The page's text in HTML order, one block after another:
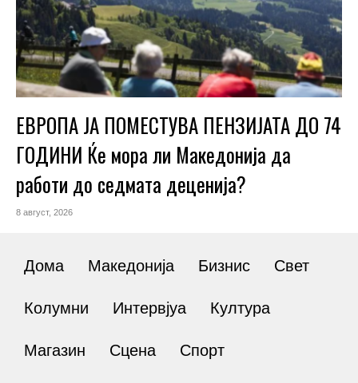
ЕВРОПА ЈА ПОМЕСТУВА ПЕНЗИЈАТА ДО 74
ГОДИНИ Ќе мора ли Македонија да
работи до седмата деценија?
8 август, 2026
Дома Македонија Бизнис Свет
Колумни Интервјуа Култура
Магазин Сцена Спорт